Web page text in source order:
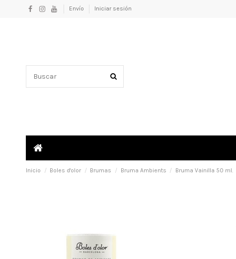
Envío Iniciar sesión
Inicio Boles d'olor Brumas Bruma Ambients Bruma Vainilla 50 ml.